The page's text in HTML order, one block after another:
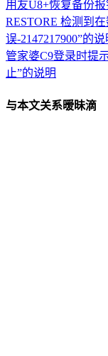
用友U8+恢复备份
RESTORE 检测到
误-2147217900”的说
管家婆C9登录时提
止”的说明
与本文关系暧昧滴